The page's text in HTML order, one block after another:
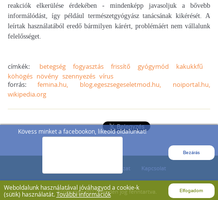
Kövess minket a facebookon, likeold oldalunkat!
Bezárás
Weboldalunk használatával jóváhagyod a cookie-k
(sütik) használatát.További információk Elfogadom
reakciók elkerülése érdekében - mindenképp javasoljuk a bővebb
informálódást, így például természetgyógyász tanácsának kikérését. A
leírtak használatából eredő bármilyen kárért, problémáért nem vállalunk
felelősséget.
címkék: betegség fogyasztás frissítő gyógymód
kakukkfű
köhögés növény szennyezés vírus
forrás:femina.hu, blog.egeszsegeseletmod.hu, noiportal.hu,
wikipedia.org